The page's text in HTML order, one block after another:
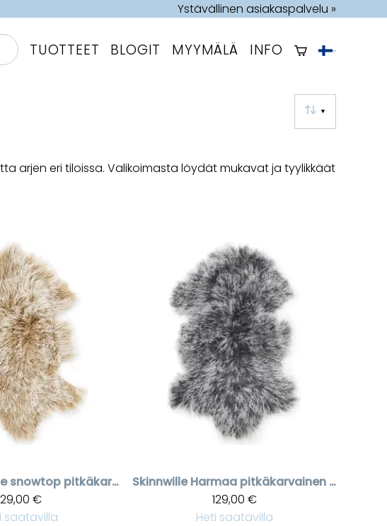
Ystävällinen asiakaspalvelu »
TUOTTEET BLOGIT MYYMÄLÄ INFO
▼
arjen eri tiloissa. Valikoimasta löydät mukavat ja tyylikkäät
Beige snowtop pitkäkarvainen talja
€
saatavilla
Skinnwille
Harmaa pitkäkarvainen talja Shansi
129,00 €
Heti saatavilla